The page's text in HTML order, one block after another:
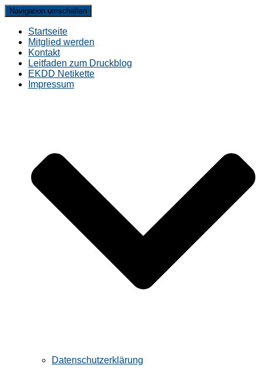
Navigation umschalten
Startseite
Mitglied werden
Kontakt
Leitfaden zum Druckblog
EKDD Netikette
Impressum
Datenschutzerklärung